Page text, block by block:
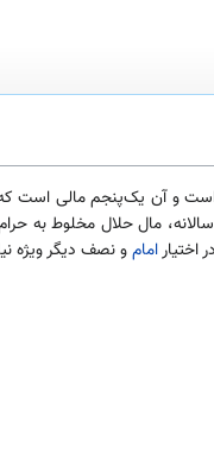
و آن یک‌پنجم مالی است
مال حلال مخلوط به
امامو نصف دیگر ویژه